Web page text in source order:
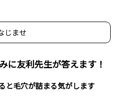
じませ
に友利先生が答えます！
と毛穴が詰まる気がします